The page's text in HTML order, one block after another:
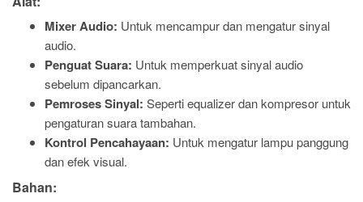
Mixer Audio: Untuk mencampur dan mengatur sinyal
audio.
Penguat Suara: Untuk memperkuat sinyal audio
sebelum dipancarkan.
Pemroses Sinyal: Seperti equalizer dan kompresor untuk
pengaturan suara tambahan.
Kontrol Pencahayaan: Untuk mengatur lampu panggung
dan efek visual.
Bahan: